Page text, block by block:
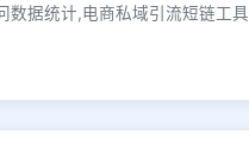
数据统计,电商私域引流短链工具